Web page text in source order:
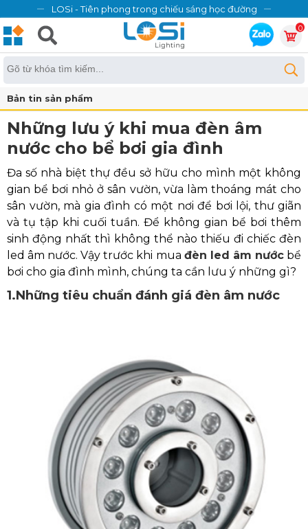
LOSi - Tiên phong trong chiếu sáng học đường
0
Bản tin sản phẩm
Những lưu ý khi mua đèn âm
nước cho bể bơi gia đình
Đa số nhà biệt thự đều sở hữu cho mình một không
gian bể bơi nhỏ ở sân vườn, vừa làm thoáng mát cho
sân vườn, mà gia đình có một nơi để bơi lội, thư giãn
và tụ tập khi cuối tuần. Để không gian bể bơi thêm
sinh động nhất thì không thể nào thiếu đi chiếc đèn
led âm nước. Vậy trước khi mua đèn led âm nướcbể
bơi cho gia đình mình, chúng ta cần lưu ý những gì?
1.Những tiêu chuẩn đánh giá đèn âm nước